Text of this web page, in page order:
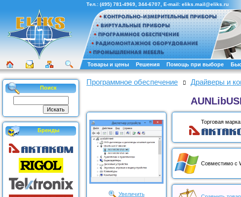
Тел.: (495) 781-4969 344-6707 , E-mail: eliks.mail@eliks.ru
Товары и цены Решения Помощь при выборе
Поиск
Бренды
Программное обеспечение Драйверы и
Увеличить
Торговая марка:
Совместимо с